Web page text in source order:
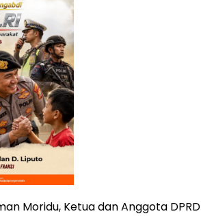
Moridu, Ketua dan Anggota DPRD